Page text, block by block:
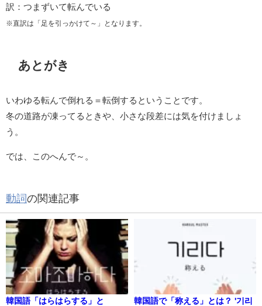
訳：つまずいて転んでいる
※直訳は「足を引っかけて～」となります。
あとがき
いわゆる転んで倒れる＝転倒するということです。
冬の道路が凍ってるときや、小さな段差には気を付けましょ
う。
では、このへんで～。
動詞の関連記事
韓国語「はらはらする」と
韓国語で「称える」とは？ '기리